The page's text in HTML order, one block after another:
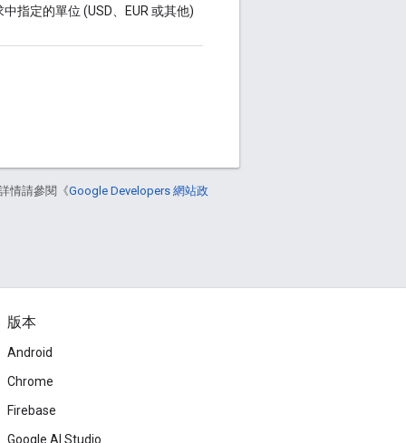
指定的單位 (USD、EUR 或其他)
情請參閱《Google Developers 網站政
版本
Android
Chrome
Firebase
Google AI Studio